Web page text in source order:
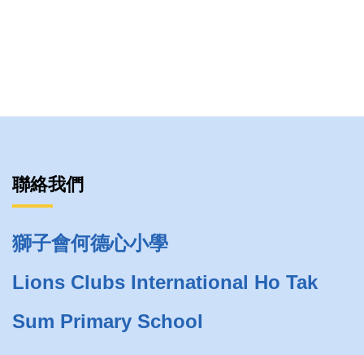
聯絡我們
獅子會何德心小學
Lions Clubs International Ho Tak
Sum Primary School